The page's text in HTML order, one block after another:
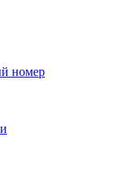
номер